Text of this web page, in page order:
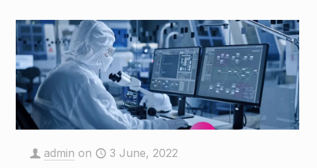
admin on 3 June, 2022